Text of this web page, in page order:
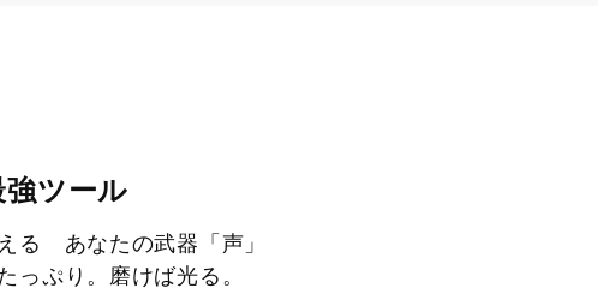
ツール
る あなたの武器「声」
っぷり。磨けば光る。